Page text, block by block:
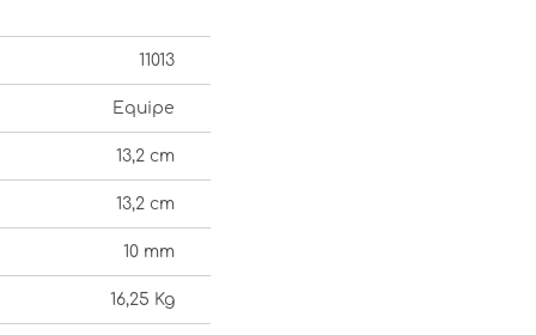
11013
Equipe
13,2 cm
13,2 cm
10 mm
16,25 Kg